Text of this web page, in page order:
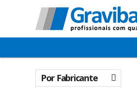
Por Fabricante